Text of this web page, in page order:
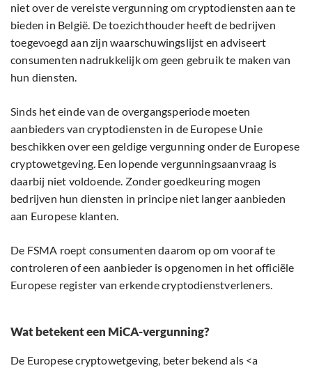
niet over de vereiste vergunning om cryptodiensten aan te
bieden in België. De toezichthouder heeft de bedrijven
toegevoegd aan zijn waarschuwingslijst en adviseert
consumenten nadrukkelijk om geen gebruik te maken van
hun diensten.
Sinds het einde van de overgangsperiode moeten
aanbieders van cryptodiensten in de Europese Unie
beschikken over een geldige vergunning onder de Europese
cryptowetgeving. Een lopende vergunningsaanvraag is
daarbij niet voldoende. Zonder goedkeuring mogen
bedrijven hun diensten in principe niet langer aanbieden
aan Europese klanten.
De FSMA roept consumenten daarom op om vooraf te
controleren of een aanbieder is opgenomen in het officiële
Europese register van erkende cryptodienstverleners.
Wat betekent een MiCA-vergunning?
De Europese cryptowetgeving, beter bekend als <a